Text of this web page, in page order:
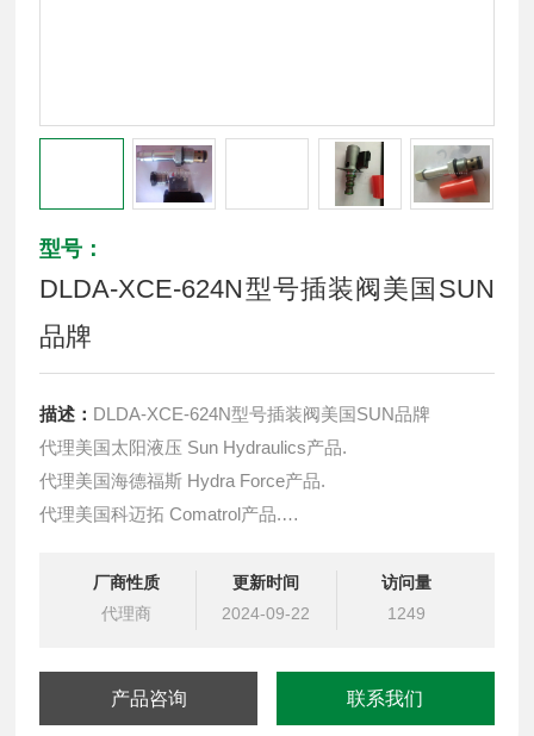
型号：
DLDA-XCE-624N型号插装阀美国SUN
品牌
描述： DLDA-XCE-624N型号插装阀美国SUN品牌
代理美国太阳液压 Sun Hydraulics产品.
代理美国海德福斯 Hydra Force产品.
代理美国科迈拓 Comatrol产品.
提供油路系统设计,油路块设计,阀块设计与选型
液压油缸，经销力士乐、派克、中国台湾北部等液压元件
厂商性质
代理商
更新时间
2024-09-22
访问量
1249
产品咨询 联系我们